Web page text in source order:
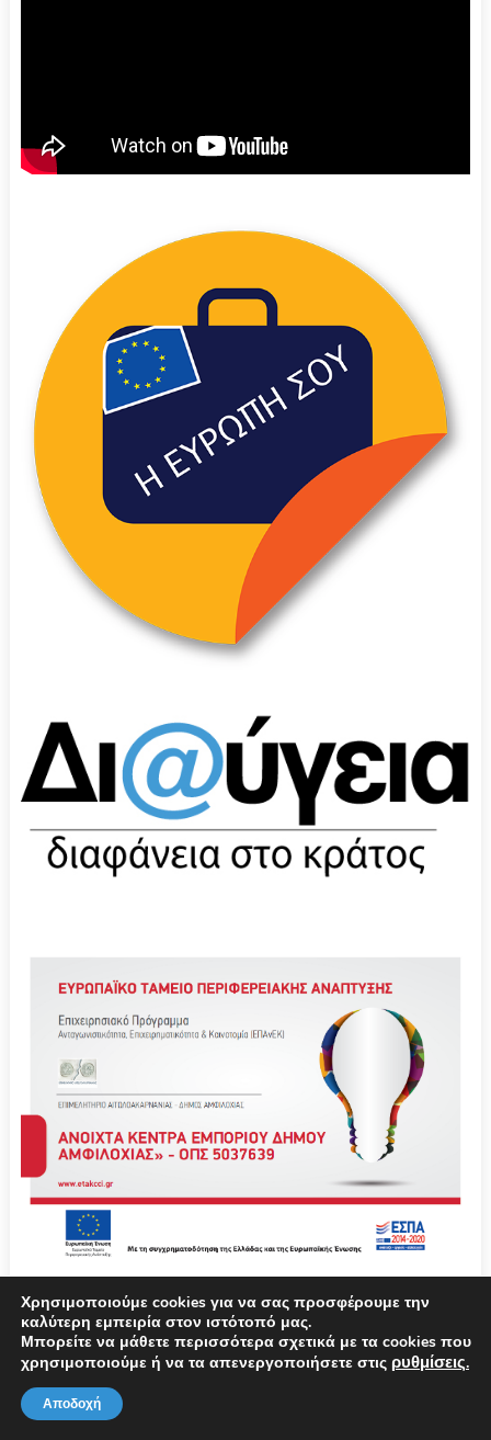
Χρησιμοποιούμε cookies για να σας προσφέρουμε την
καλύτερη εμπειρία στον ιστότοπό μας.
Μπορείτε να μάθετε περισσότερα σχετικά με τα cookies που
χρησιμοποιούμε ή να τα απενεργοποιήσετε στις ρυθμίσεις.
Αποδοχή